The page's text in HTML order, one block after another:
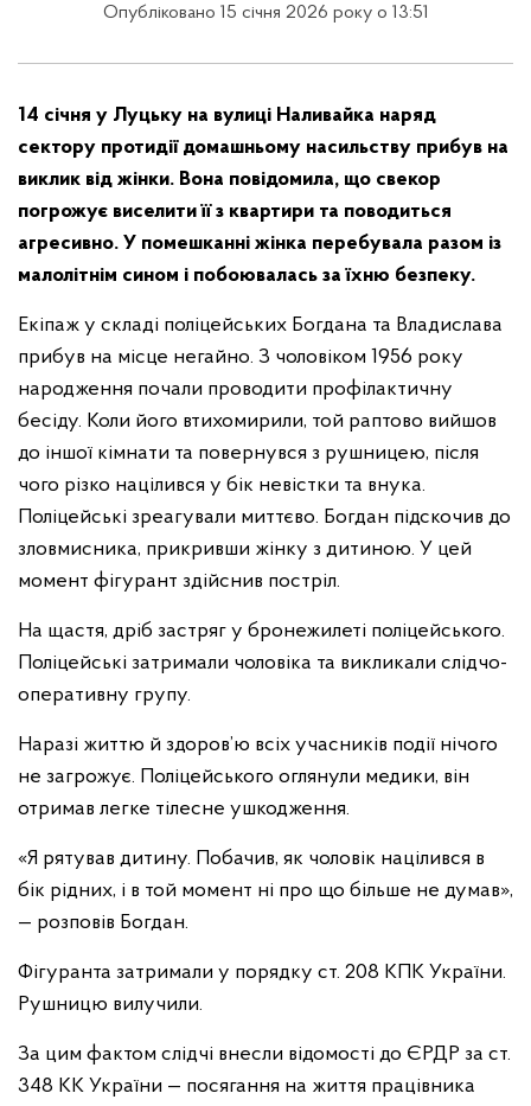
Опубліковано 15 січня 2026 року о 13:51
14 січня у Луцьку на вулиці Наливайка наряд
сектору протидії домашньому насильству прибув на
виклик від жінки. Вона повідомила, що свекор
погрожує виселити її з квартири та поводиться
агресивно. У помешканні жінка перебувала разом із
малолітнім сином і побоювалась за їхню безпеку.
Екіпаж у складі поліцейських Богдана та Владислава
прибув на місце негайно. З чоловіком 1956 року
народження почали проводити профілактичну
бесіду. Коли його втихомирили, той раптово вийшов
до іншої кімнати та повернувся з рушницею, після
чого різко націлився у бік невістки та внука.
Поліцейські зреагували миттєво. Богдан підскочив до
зловмисника, прикривши жінку з дитиною. У цей
момент фігурант здійснив постріл.
На щастя, дріб застряг у бронежилеті поліцейського.
Поліцейські затримали чоловіка та викликали слідчо-
оперативну групу.
Наразі життю й здоров’ю всіх учасників події нічого
не загрожує. Поліцейського оглянули медики, він
отримав легке тілесне ушкодження.
«Я рятував дитину. Побачив, як чоловік націлився в
бік рідних, і в той момент ні про що більше не думав»,
— розповів Богдан.
Фігуранта затримали у порядку ст. 208 КПК України.
Рушницю вилучили.
За цим фактом слідчі внесли відомості до ЄРДР за ст.
348 КК України — посягання на життя працівника